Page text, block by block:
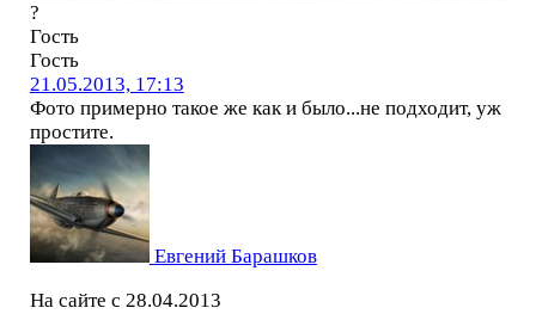
?
Гость
Гость
21.05.2013, 17:13
Фото примерно такое же как и было...не подходит, уж
простите.
Евгений Барашков
На сайте с 28.04.2013